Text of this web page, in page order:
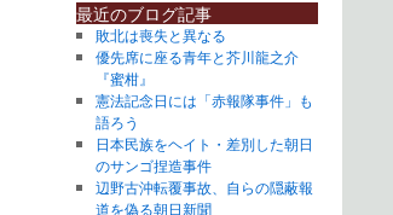
最近のブログ記事
敗北は喪失と異なる
優先席に座る青年と芥川龍之介
『蜜柑』
憲法記念日には「赤報隊事件」も
語ろう
日本民族をヘイト・差別した朝日
のサンゴ捏造事件
辺野古沖転覆事故、自らの隠蔽報
道を偽る朝日新聞